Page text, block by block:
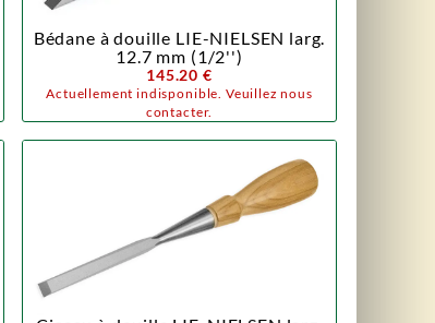
Bédane à douille LIE-NIELSEN larg.
12.7 mm (1/2'')
145.20 €
Actuellement indisponible. Veuillez nous
contacter.